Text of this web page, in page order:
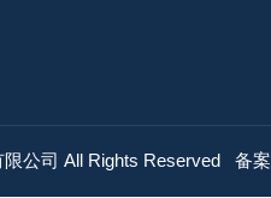
公司 All Rights Reserved 备